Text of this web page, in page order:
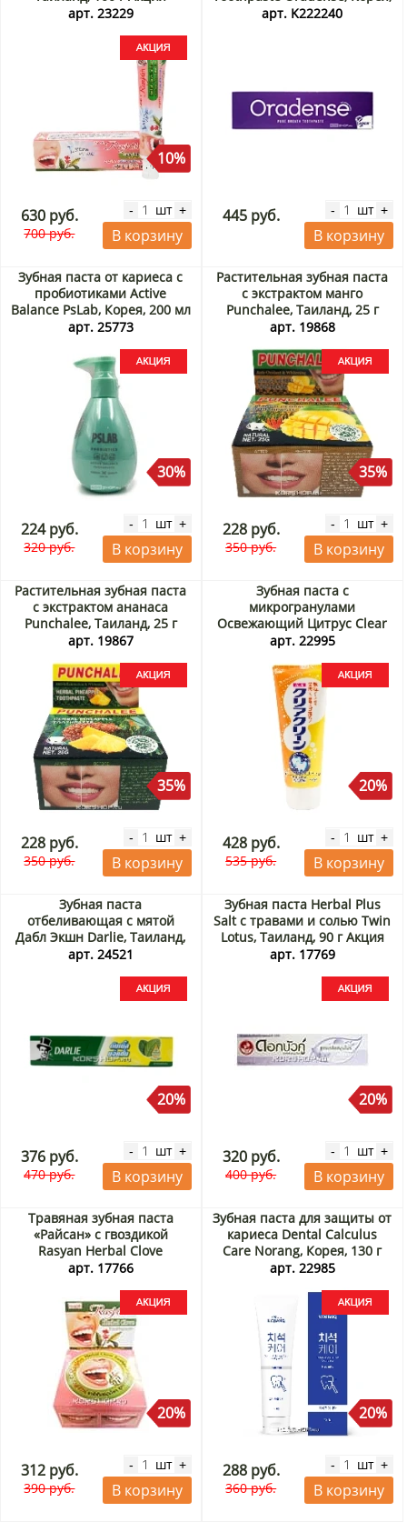
арт. 23229
10%
630 руб.
700 руб.
- шт +
В корзину
100 г
арт. K222240
445 руб. - шт +
В корзину
Зубная паста от кариеса с
пробиотиками Active
Balance PsLab, Корея, 200 мл
Акция
арт. 25773
30%
224 руб.
320 руб.
- шт +
В корзину
Растительная зубная паста
с экстрактом манго
Punchalee, Таиланд, 25 г
Акция
арт. 19868
35%
228 руб.
350 руб.
- шт +
В корзину
Растительная зубная паста
с экстрактом ананаса
Punchalee, Таиланд, 25 г
Акция
арт. 19867
35%
228 руб.
350 руб.
- шт +
В корзину
Зубная паста с
микрогранулами
Освежающий Цитрус Clear
Clean Fresh Citrus KAO,
арт. 22995
20%
428 руб.
535 руб.
- шт +
В корзину
Зубная паста
отбеливающая с мятой
Дабл Экшн Darlie, Таиланд,
85 г Акция
арт. 24521
20%
376 руб.
470 руб.
- шт +
В корзину
Зубная паста Herbal Plus
Salt с травами и солью Twin
Lotus, Таиланд, 90 г Акция
арт. 17769
20%
320 руб.
400 руб.
- шт +
В корзину
Травяная зубная паста
«Райсан» с гвоздикой
Rasyan Herbal Clove
Toothpaste, Таиланд, 25 г
арт. 17766
20%
312 руб.
390 руб.
- шт +
В корзину
Зубная паста для защиты от
кариеса Dental Calculus
Care Norang, Корея, 130 г
Акция
арт. 22985
20%
288 руб.
360 руб.
- шт +
В корзину